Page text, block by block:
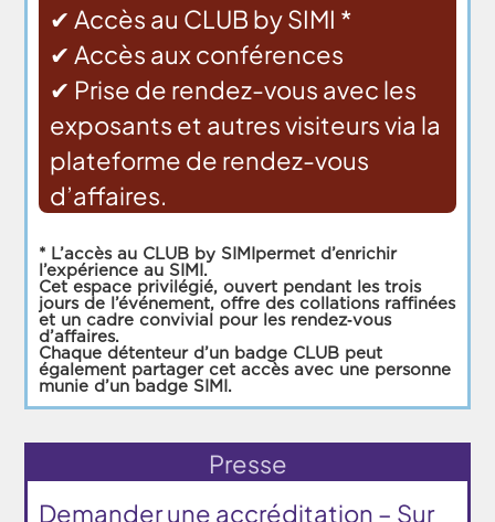
✔ Accès au CLUB by SIMI *
✔ Accès aux conférences
✔ Prise de rendez-vous avec les
exposants et autres visiteurs via la
plateforme de rendez-vous
d’affaires.
* L’accès au CLUB by SIMIpermet d’enrichir
l’expérience au SIMI.
Cet espace privilégié, ouvert pendant les trois
jours de l’événement, offre des collations raffinées
et un cadre convivial pour les rendez‑vous
d’affaires.
Chaque détenteur d’un badge CLUB peut
également partager cet accès avec une personne
munie d’un badge SIMI.
Presse
Demander une accréditation – Sur